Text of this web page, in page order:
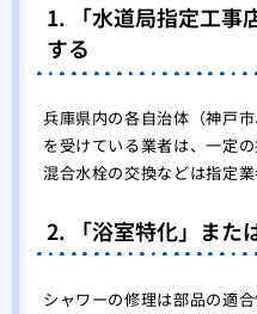
1. 「水道局指定工事
する
兵庫県内の各自治体（神戸
を受けている業者は、一定
混合水栓の交換などは指定
2. 「浴室特化」また
シャワーの修理は部品の適